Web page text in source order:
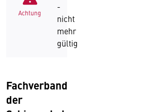
Achtung
-
nicht
mehr
gültig
Fachverband
der